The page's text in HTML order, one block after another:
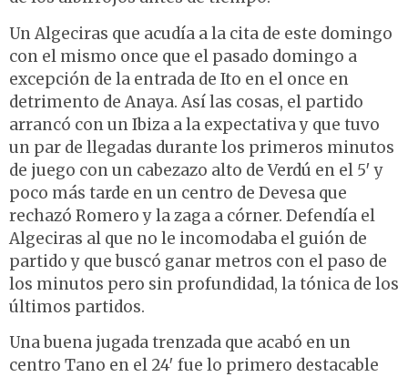
Un Algeciras que acudía a la cita de este domingo
con el mismo once que el pasado domingo a
excepción de la entrada de Ito en el once en
detrimento de Anaya. Así las cosas, el partido
arrancó con un Ibiza a la expectativa y que tuvo
un par de llegadas durante los primeros minutos
de juego con un cabezazo alto de Verdú en el 5′ y
poco más tarde en un centro de Devesa que
rechazó Romero y la zaga a córner. Defendía el
Algeciras al que no le incomodaba el guión de
partido y que buscó ganar metros con el paso de
los minutos pero sin profundidad, la tónica de los
últimos partidos.
Una buena jugada trenzada que acabó en un
centro Tano en el 24′ fue lo primero destacable